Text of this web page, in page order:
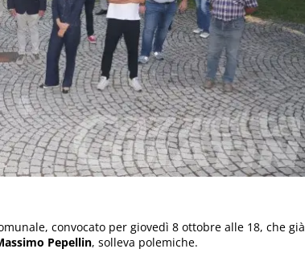
convocato per giovedì 8 ottobre alle 18, che già
Pepellin, solleva polemiche.